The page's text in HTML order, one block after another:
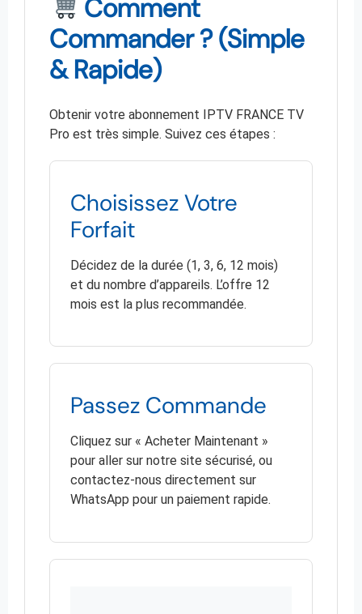
Comment
Commander ? (Simple
& Rapide)
Obtenir votre abonnement IPTV FRANCE TV
Pro est très simple. Suivez ces étapes :
Choisissez Votre
Forfait
Décidez de la durée (1, 3, 6, 12 mois)
et du nombre d’appareils. L’offre 12
mois est la plus recommandée.
Passez Commande
Cliquez sur « Acheter Maintenant »
pour aller sur notre site sécurisé, ou
contactez-nous directement sur
WhatsApp pour un paiement rapide.